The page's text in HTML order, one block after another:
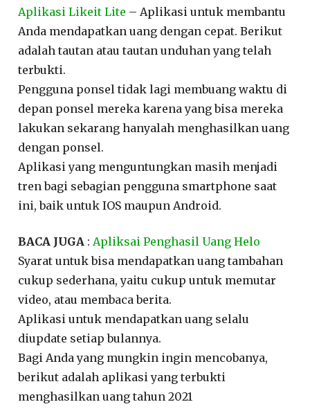
Aplikasi Likeit Lite – Aplikasi untuk membantu
Anda mendapatkan uang dengan cepat. Berikut
adalah tautan atau tautan unduhan yang telah
terbukti.
Pengguna ponsel tidak lagi membuang waktu di
depan ponsel mereka karena yang bisa mereka
lakukan sekarang hanyalah menghasilkan uang
dengan ponsel.
Aplikasi yang menguntungkan masih menjadi
tren bagi sebagian pengguna smartphone saat
ini, baik untuk IOS maupun Android.
BACA JUGA : Apliksai Penghasil Uang Helo
Syarat untuk bisa mendapatkan uang tambahan
cukup sederhana, yaitu cukup untuk memutar
video, atau membaca berita.
Aplikasi untuk mendapatkan uang selalu
diupdate setiap bulannya.
Bagi Anda yang mungkin ingin mencobanya,
berikut adalah aplikasi yang terbukti
menghasilkan uang tahun 2021